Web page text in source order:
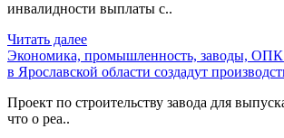
инвалидности выплаты с..
Читать далее
Экономика, промышленность, заводы, ОПК
в Ярославской области создадут
Проект по строительству завода для
что о реа..